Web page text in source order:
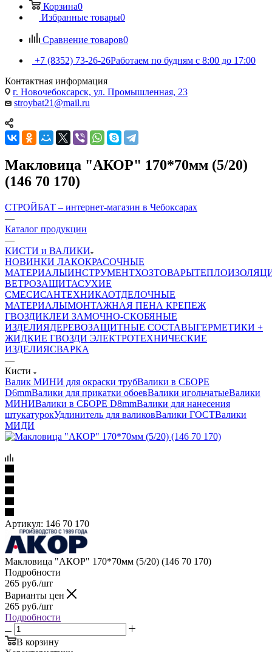
Корзина0
Избранные товары0
Сравнение товаров0
+7 (8352) 73-26-26Работаем по будням с 8:00 до 17:00
Контактная информация
г. Новочебоксарск, ул. Промышленная, 23
stroybat21@mail.ru
Макловица "АКОР" 170*70мм (5/20)
(146 70 170)
СТРОЙБАТ – интернет-магазин в Чебоксарах
—
Каталог продукции
—
КИСТИ и ВАЛИКИ
НОВИНКИ ЛАКОКРАСОЧНЫЕ
МАТЕРИАЛЫИНСТРУМЕНТХОЗТОВАРЫ
ВЕТРОЗАЩИТАСУХИЕ
СМЕСИСАНТЕХНИКАОТДЕЛОЧНЫЕ
МАТЕРИАЛЫМОНТАЖНАЯ ПЕНА КРЕПЕЖ
ГВОЗДИКЛЕИ ЗАМОЧНО-СКОБЯНЫЕ
ИЗДЕЛИЯДЕРЕВОЗАЩИТНЫЕ СОСТАВЫГЕРМЕТИКИ +
ЖИДКИЕ ГВОЗДИ ЭЛЕКТРОТЕХНИЧЕСКИЕ
ИЗДЕЛИЯСВАРКА
—
Кисти
Валик МИНИ для окраски трубВалики в СБОРЕ
D6mmВалики для прикатки обоевВалики игольчатыеВалики
МИНИВалики в СБОРЕ D8mmВалики для нанесения
штукатурокУдлинитель для валиковВалики ГОСТВалики
МИДИ
Артикул: 146 70 170
Макловица "АКОР" 170*70мм (5/20) (146 70 170)
Подробности
265 руб./шт
Варианты цен
265 руб./шт
Подробности
В корзину